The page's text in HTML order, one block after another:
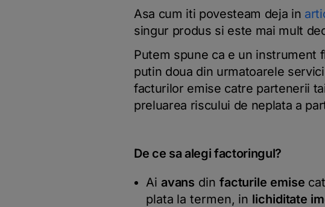
Asa cum iti povesteam deja in
singur produs si este mai mult
Putem spune ca e un instrument
putin doua din urmatoarele
facturilor emise catre partenerii
preluarea riscului de neplata a
De ce sa alegi factoringul?
Ai avans din facturile emise
plata la termen, in lichiditate